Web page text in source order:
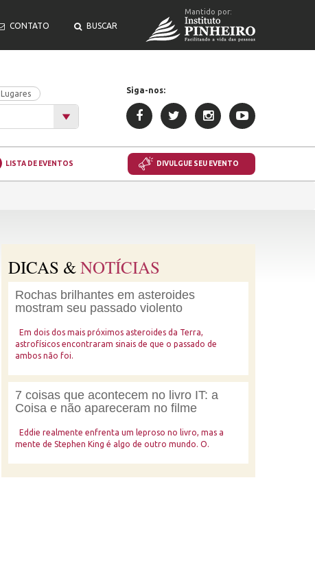
CONTATO BUSCAR
Mantido por:
Lugares Siga-nos:
LISTA DE EVENTOS DIVULGUE SEU EVENTO
DICAS &NOTÍCIAS
Rochas brilhantes em asteroides
mostram seu passado violento
Em dois dos mais próximos asteroides da Terra,
astrofísicos encontraram sinais de que o passado de
ambos não foi.
7 coisas que acontecem no livro IT: a
Coisa e não apareceram no filme
Eddie realmente enfrenta um leproso no livro, mas a
mente de Stephen King é algo de outro mundo. O.